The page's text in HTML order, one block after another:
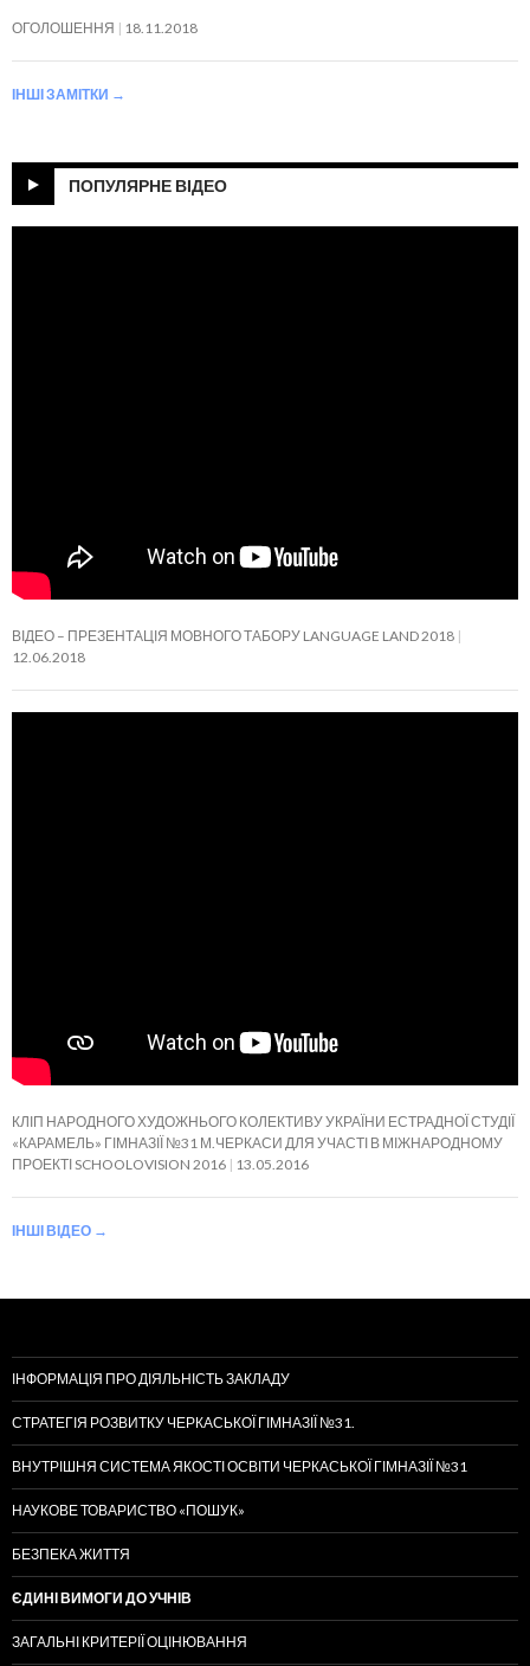
ОГОЛОШЕННЯ 18.11.2018
ІНШІ ЗАМІТКИ →
ПОПУЛЯРНЕ ВІДЕО
ВІДЕО – ПРЕЗЕНТАЦІЯ МОВНОГО ТАБОРУ LANGUAGE LAND 2018
12.06.2018
КЛІП НАРОДНОГО ХУДОЖНЬОГО КОЛЕКТИВУ УКРАЇНИ ЕСТРАДНОЇ СТУДІЇ
«КАРАМЕЛЬ» ГІМНАЗІЇ №31 М.ЧЕРКАСИ ДЛЯ УЧАСТІ В МІЖНАРОДНОМУ
ПРОЕКТІ SCHOOLOVISION 2016
13.05.2016
ІНШІ ВІДЕО →
ІНФОРМАЦІЯ ПРО ДІЯЛЬНІСТЬ ЗАКЛАДУ
СТРАТЕГІЯ РОЗВИТКУ ЧЕРКАСЬКОЇ ГІМНАЗІЇ №31.
ВНУТРІШНЯ СИСТЕМА ЯКОСТІ ОСВІТИ ЧЕРКАСЬКОЇ ГІМНАЗІЇ №31
НАУКОВЕ ТОВАРИСТВО «ПОШУК»
БЕЗПЕКА ЖИТТЯ
ЄДИНІ ВИМОГИ ДО УЧНІВ
ЗАГАЛЬНІ КРИТЕРІЇ ОЦІНЮВАННЯ